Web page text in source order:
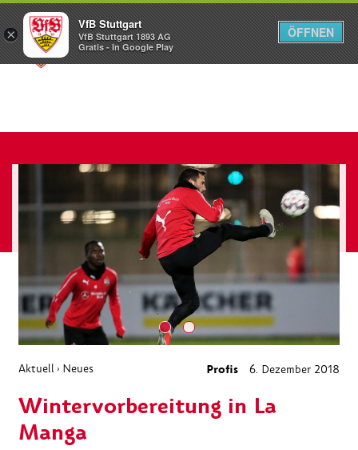
Menü
Aktuell › Neues Profis 6. Dezember 2018
Wintervorbereitung in La
Manga
×
VfB Stuttgart
VfB Stuttgart 1893 AG
Gratis - In Google Play
ÖFFNEN